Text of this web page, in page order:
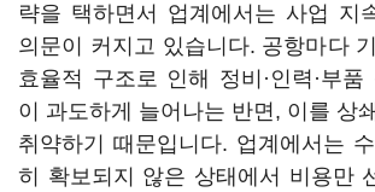
략을 택하면서 업계에서는 사업 지
의문이 커지고 있습니다. 공항마다
효율적 구조로 인해 정비·인력·부
이 과도하게 늘어나는 반면, 이를 상
취약하기 때문입니다. 업계에서는
히 확보되지 않은 상태에서 비용만